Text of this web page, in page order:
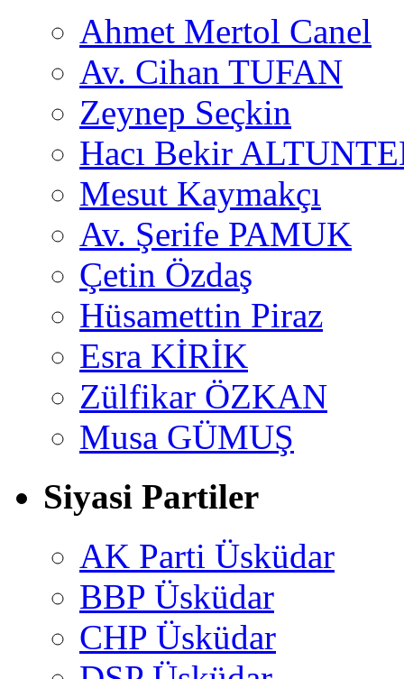
Ahmet Mertol Canel
Av. Cihan TUFAN
Zeynep Seçkin
Hacı Bekir
Mesut Kaymakçı
Av. Şerife PAMUK
Çetin Özdaş
Hüsamettin Piraz
Esra KİRİK
Zülfikar ÖZKAN
Musa GÜMUŞ
Siyasi Partiler
AK Parti Üsküdar
BBP Üsküdar
CHP Üsküdar